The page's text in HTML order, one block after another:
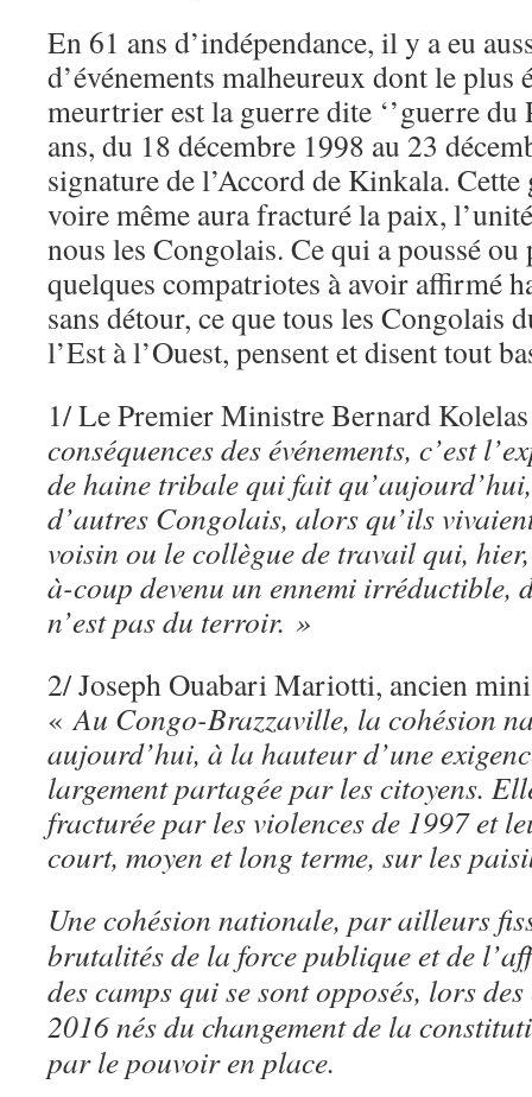
En 61 ans d’indépendance, il y a eu
d’événements malheureux dont le plus
meurtrier est la guerre dite ‘’guerre du
ans, du 18 décembre 1998 au 23
signature de l’Accord de Kinkala.
voire même aura fracturé la paix,
nous les Congolais. Ce qui a poussé ou
quelques compatriotes à avoir affirmé
sans détour, ce que tous les Congolais
l’Est à l’Ouest, pensent et disent tout
1/ Le Premier Ministre Bernard
conséquences des événements, c’est
de haine tribale qui fait
d’autres Congolais, alors qu’ils
voisin ou le collègue de travail qui,
à-coup devenu un ennemi irréductible,
n’est pas du terroir. »
2/ Joseph Ouabari Mariotti, ancien
«Au Congo-Brazzaville, la cohésion
aujourd’hui, à la hauteur d’une
largement partagée par les citoyens.
fracturée par les violences de 1997 et
court, moyen et long terme, sur les
Une cohésion nationale, par ailleurs
brutalités de la force publique et de
des camps qui se sont opposés, lors
2016 nés du changement de la
par le pouvoir en place.